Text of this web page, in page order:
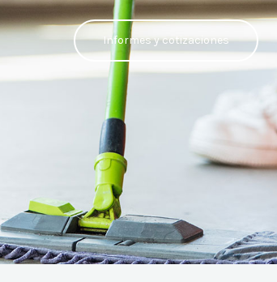
Informes y cotizaciones